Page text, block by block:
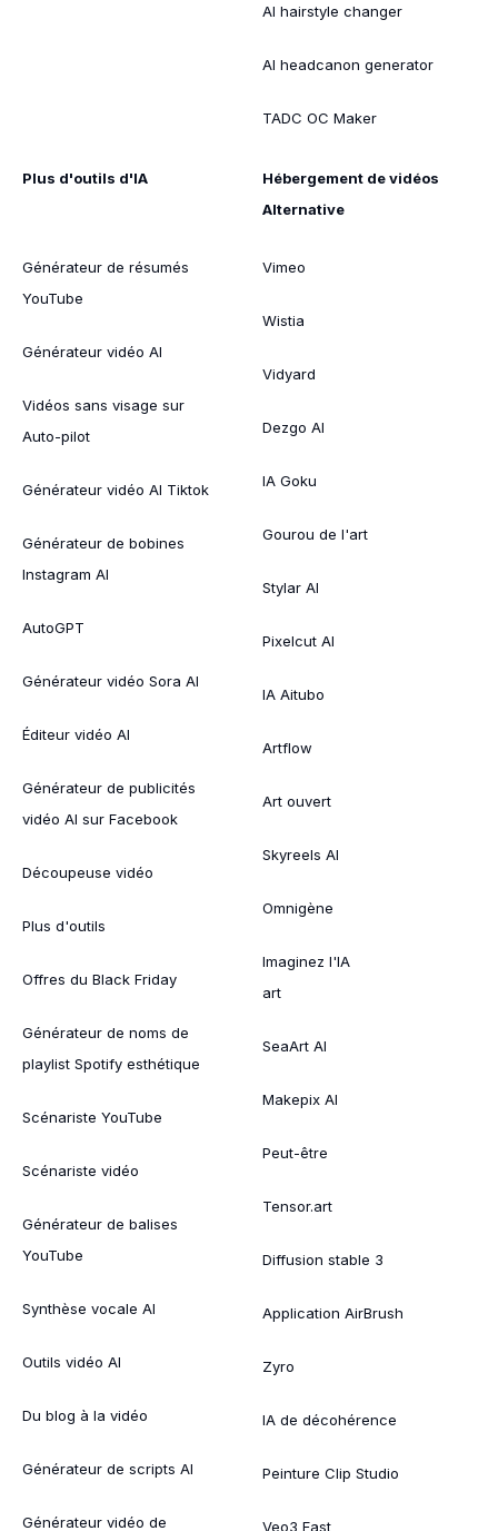
AI hairstyle changer
AI headcanon generator
TADC OC Maker
Plus d'outils d'IA
Générateur de résumés
YouTube
Générateur vidéo AI
Vidéos sans visage sur
Auto-pilot
Générateur vidéo AI Tiktok
Générateur de bobines
Instagram AI
AutoGPT
Générateur vidéo Sora AI
Éditeur vidéo AI
Générateur de publicités
vidéo AI sur Facebook
Découpeuse vidéo
Plus d'outils
Offres du Black Friday
Générateur de noms de
playlist Spotify esthétique
Scénariste YouTube
Scénariste vidéo
Générateur de balises
YouTube
Synthèse vocale AI
Outils vidéo AI
Du blog à la vidéo
Générateur de scripts AI
Générateur vidéo de
Hébergement de vidéos
Alternative
Vimeo
Wistia
Vidyard
Dezgo AI
IA Goku
Gourou de l'art
Stylar AI
Pixelcut AI
IA Aitubo
Artflow
Art ouvert
Skyreels AI
Omnigène
Imaginez l'IA
art
SeaArt AI
Makepix AI
Peut-être
Tensor.art
Diffusion stable 3
Application AirBrush
Zyro
IA de décohérence
Peinture Clip Studio
Veo3 Fast